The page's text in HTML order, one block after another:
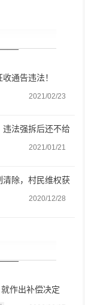
通告违法！
2021/02/23
违法强拆后还不给
2021/01/21
清除，村民维权获
2020/12/28
作出补偿决定